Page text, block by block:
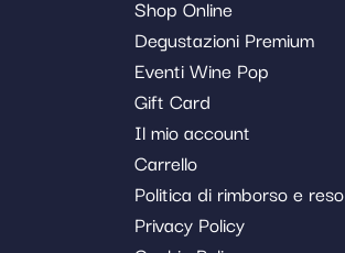
Shop Online
Degustazioni Premium
Eventi Wine Pop
Gift Card
Il mio account
Carrello
Politica di rimborso e reso
Privacy Policy